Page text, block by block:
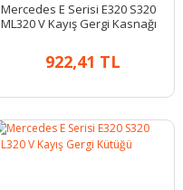
Mercedes E Serisi E320 S320
ML320 V Kayış Gergi Kasnağı
922,41 TL